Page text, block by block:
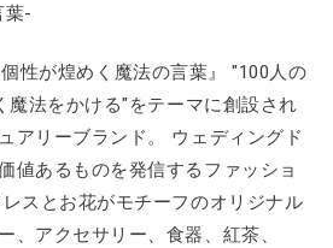
葉-
個性が煌めく魔法の言葉』 "100人の
魔法をかける"をテーマに創設され
アリーブランド。 ウェディングド
値あるものを発信するファッショ
スとお花がモチーフのオリジナル
、アクセサリー、食器、紅茶、